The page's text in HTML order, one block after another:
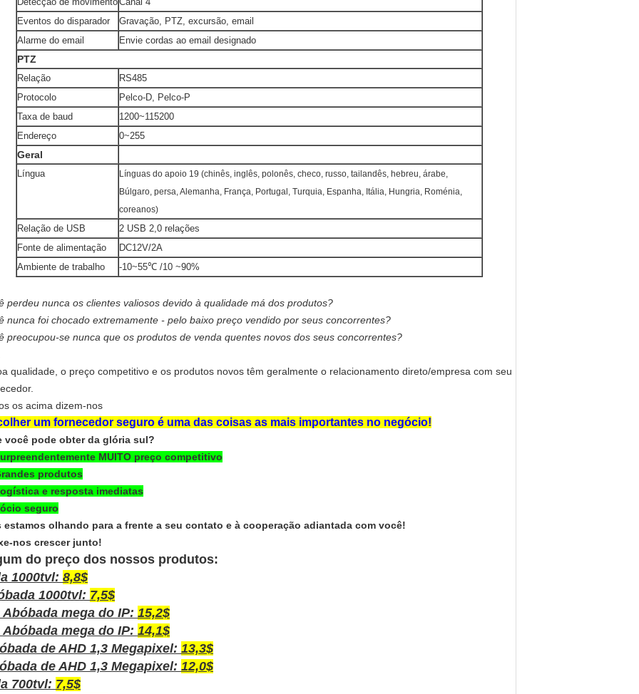
Eventos do disparador
Gravação, PTZ, excursão, email
Alarme do email
Envie cordas ao email designado
PTZ
Relação
RS485
Protocolo
Pelco-D, Pelco-P
Taxa de baud
1200~115200
Endereço
0~255
Geral
Língua
Línguas do apoio 19 (chinês, inglês, polonês, checo, russo, tailandês, hebreu, árabe,
Búlgaro, persa, Alemanha, França, Portugal, Turquia, Espanha, Itália, Hungria, Roménia,
coreanos)
Relação de USB
2 USB 2,0 relações
Fonte de alimentação
DC12V/2A
Ambiente de trabalho
-10~55℃ /10 ~90%
perdeu nunca os clientes valiosos devido à qualidade má dos produtos?
nunca foi chocado extremamente - pelo baixo preço vendido por seus concorrentes?
preocupou-se nunca que os produtos de venda quentes novos dos seus concorrentes?
qualidade, o preço competitivo e os produtos novos têm geralmente o relacionamento direto/empresa com seu
os acima dizem-nos
um fornecedor seguro é uma das coisas as mais importantes no negócio!
você pode obter da glória sul?
MUITO preço competitivo
produtos
e resposta imediatas
seguro
estamos olhando para a frente a seu contato e à cooperação adiantada com você!
nos crescer junto!
do preço dos nossos produtos:
1000tvl: 8,8$
1000tvl: 7,5$
Abóbada mega do IP: 15,2$
Abóbada mega do IP: 14,1$
de AHD 1,3 Megapixel: 13,3$
de AHD 1,3 Megapixel: 12,0$
700tvl: 7,5$